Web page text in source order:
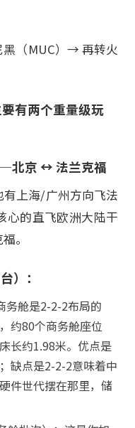
（MUC）→ 再转火
有两个重量级玩
北京 ↔ 法兰克福
上海/广州方向飞法
心的直飞欧洲大陆干
。
）：
务舱是2-2-2布局的
约80个商务舱座位
长约1.98米。优点是
缺点是2-2-2意味着中
件世代摆在那里，储